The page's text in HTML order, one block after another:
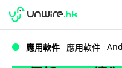
3 個新 apps
WWDC 2026
應用軟件 應用軟件